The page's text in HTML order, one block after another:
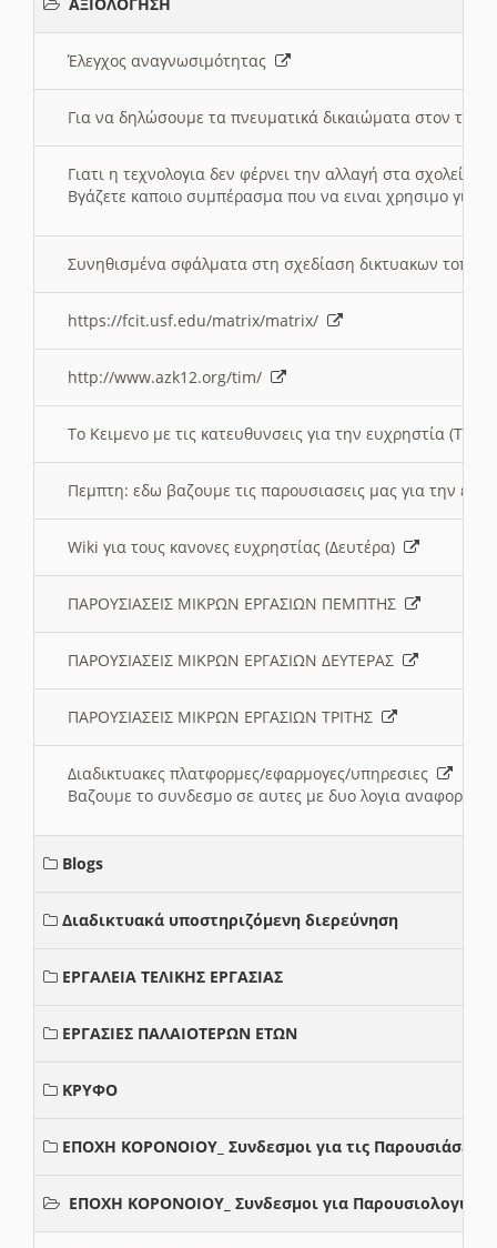
Έλεγχος αναγνωσιμότητας
Για να δηλώσουμε τα πνευματικά δικαιώματα στον
Γιατι η τεχνολογια δεν φέρνει την αλλαγή στα σχολεία;
Βγάζετε καποιο συμπέρασμα που να ειναι χρησιμο για
Συνηθισμένα σφάλματα στη σχεδίαση δικτυακων
https://fcit.usf.edu/matrix/matrix/
http://www.azk12.org/tim/
To Κειμενο με τις κατευθυνσεις για την ευχρηστία
Πεμπτη: εδω βαζουμε τις παρουσιασεις μας για την
Wiki για τους κανονες ευχρηστίας (Δευτέρα)
ΠΑΡΟΥΣΙΑΣΕΙΣ ΜΙΚΡΩΝ ΕΡΓΑΣΙΩΝ ΠΕΜΠΤΗΣ
ΠΑΡΟΥΣΙΑΣΕΙΣ ΜΙΚΡΩΝ ΕΡΓΑΣΙΩΝ ΔΕΥΤΕΡΑΣ
ΠΑΡΟΥΣΙΑΣΕΙΣ ΜΙΚΡΩΝ ΕΡΓΑΣΙΩΝ ΤΡΙΤΗΣ
Διαδικτυακες πλατφορμες/εφαρμογες/υπηρεσιες
Βαζουμε το συνδεσμο σε αυτες με δυο λογια αναφορικα
Blogs
Διαδικτυακά υποστηριζόμενη διερεύνηση
ΕΡΓΑΛΕΙΑ ΤΕΛΙΚΗΣ ΕΡΓΑΣΙΑΣ
ΕΡΓΑΣΙΕΣ ΠΑΛΑΙΟΤΕΡΩΝ ΕΤΩΝ
ΚΡΥΦΟ
ΕΠΟΧΗ ΚΟΡΟΝΟΙΟΥ_ Συνδεσμοι για τις Παρουσιάσεις
ΕΠΟΧΗ ΚΟΡΟΝΟΙΟΥ_ Συνδεσμοι για Παρουσιολογια